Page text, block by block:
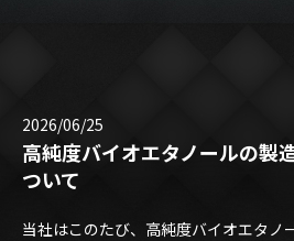
2026/06/25
高純度バイオエタノールの製
ついて
当社はこのたび、高純度バイオエタノ